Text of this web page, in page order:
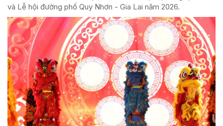
và Lễ hội đường phố Quy Nhơn - Gia Lai năm 2026.